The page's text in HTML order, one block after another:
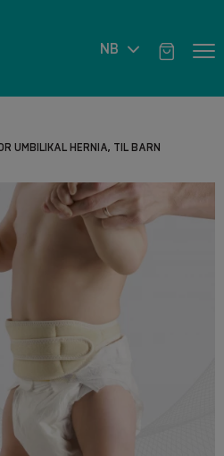
NB
UMBILIKAL HERNIA, TIL BARN